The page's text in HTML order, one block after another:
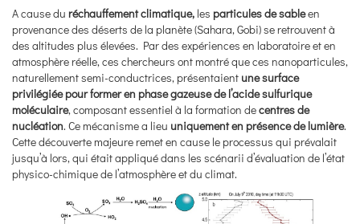
A cause du réchauffement climatique, les particules de sableen
provenance des déserts de la planète (Sahara, Gobi) se retrouvent à
des altitudes plus élevées. Par des expériences en laboratoire et en
atmosphère réelle, ces chercheurs ont montré que ces nanoparticules,
naturellement semi-conductrices, présentaient une surface
privilégiée pour former en phase gazeuse de l’acide sulfurique
moléculaire, composant essentiel à la formation decentres de
nucléation. Ce mécanisme a lieu uniquement en présence de lumière.
Cette découverte majeure remet en cause le processus qui prévalait
jusqu’à lors, qui était appliqué dans les scénarii d’évaluation de l’état
physico-chimique de l’atmosphère et du climat.